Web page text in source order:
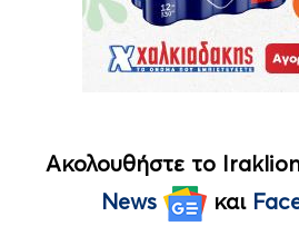
Ακολουθήστε το
News
και